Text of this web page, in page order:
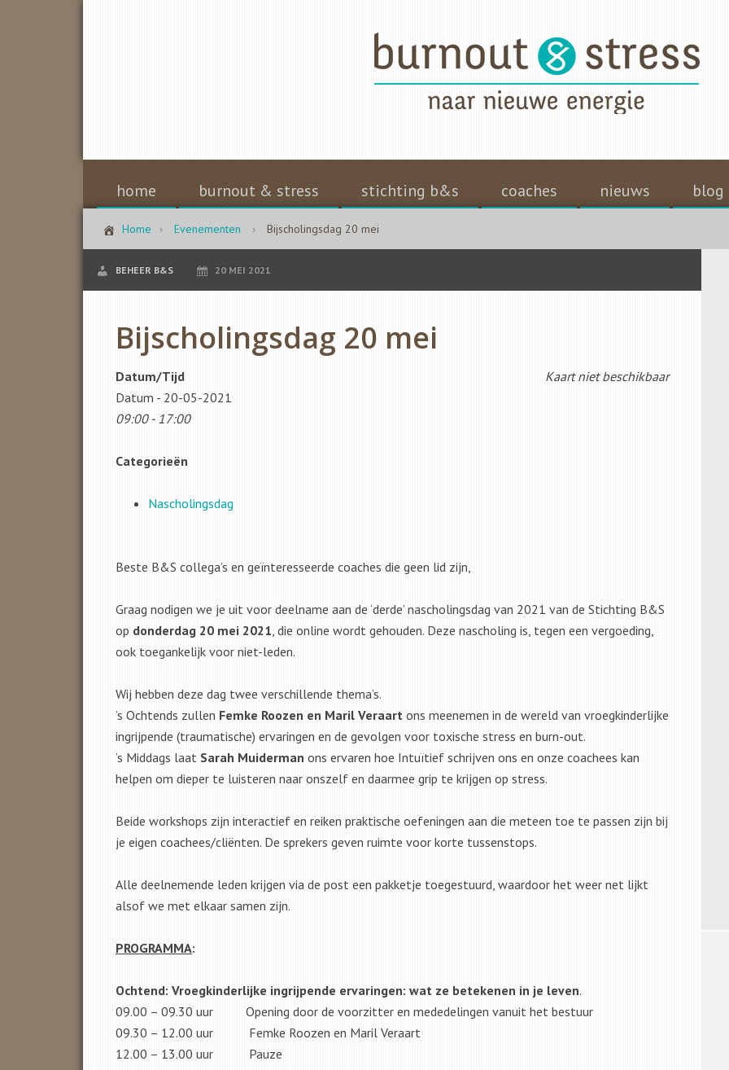
home burnout & stress stichting b&s coaches nieuws blog
Home Evenementen Bijscholingsdag 20 mei
BEHEER B&S 20 MEI 2021
Bijscholingsdag 20 mei
Kaart niet beschikbaar
Datum/Tijd
Datum - 20-05-2021
09:00 - 17:00
Categorieën
Nascholingsdag
Beste B&S collega’s en geïnteresseerde coaches die geen lid zijn,
Graag nodigen we je uit voor deelname aan de ‘derde’ nascholingsdag van 2021 van de Stichting B&S
op donderdag 20 mei 2021, die online wordt gehouden. Deze nascholing is, tegen een vergoeding,
ook toegankelijk voor niet-leden.
Wij hebben deze dag twee verschillende thema’s.
’s Ochtends zullen Femke Roozen en Maril Veraart ons meenemen in de wereld van vroegkinderlijke
ingrijpende (traumatische) ervaringen en de gevolgen voor toxische stress en burn-out.
’s Middags laat Sarah Muiderman ons ervaren hoe Intuïtief schrijven ons en onze coachees kan
helpen om dieper te luisteren naar onszelf en daarmee grip te krijgen op stress.
Beide workshops zijn interactief en reiken praktische oefeningen aan die meteen toe te passen zijn bij
je eigen coachees/cliënten. De sprekers geven ruimte voor korte tussenstops.
Alle deelnemende leden krijgen via de post een pakketje toegestuurd, waardoor het weer net lijkt
alsof we met elkaar samen zijn.
PROGRAMMA:
Ochtend: Vroegkinderlijke ingrijpende ervaringen: wat ze betekenen in je leven.
09.00 – 09.30 uur Opening door de voorzitter en mededelingen vanuit het bestuur
09.30 – 12.00 uur Femke Roozen en Maril Veraart
12.00 – 13.00 uur Pauze